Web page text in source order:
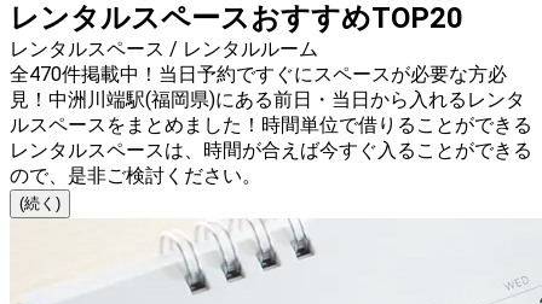
レンタルスペースおすすめTOP20
レンタルスペース / レンタルルーム
全470件掲載中！当日予約ですぐにスペースが必要な方必
見！中洲川端駅(福岡県)にある前日・当日から入れるレンタ
ルスペースをまとめました！時間単位で借りることができる
レンタルスペースは、時間が合えば今すぐ入ることができる
ので、是非ご検討ください。
(続く)